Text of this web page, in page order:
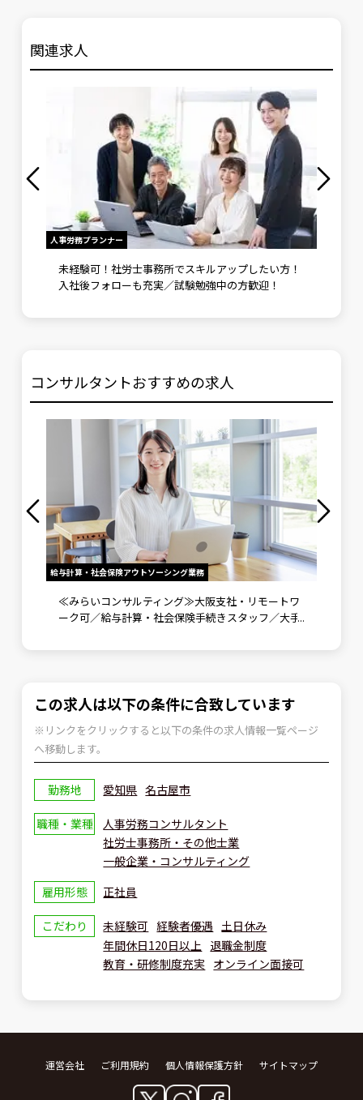
関連求人
人事労務プランナー
未経験可！社労士事務所でスキルアップしたい方！
入社後フォローも充実／試験勉強中の方歓迎！
コンサルタントおすすめの求人
給与計算・社会保険アウトソーシング業務
≪みらいコンサルティング≫大阪支社・リモートワ
ーク可／給与計算・社会保険手続きスタッフ／大手
この求人は以下の条件に合致しています
※リンクをクリックすると以下の条件の求人情報一覧ページ
へ移動します。
勤務地 愛知県 名古屋市
職種・業種
人事労務コンサルタント
社労士事務所・その他士業
一般企業・コンサルティング
雇用形態
正社員
こだわり 未経験可 経験者優遇 土日休み
年間休日120日以上 退職金制度
教育・研修制度充実 オンライン面接可
運営会社 ご利用規約 個人情報保護方針 サイトマップ